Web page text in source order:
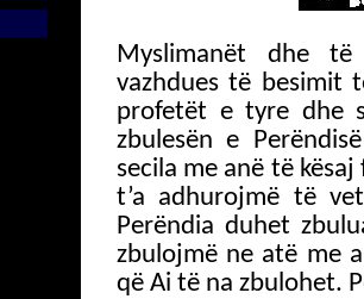
Myslimanët dhe
vazhdues të besimit
profetët e tyre dhe
zbulesën e
secila me anë të kësaj
t’a adhurojmë të
Perëndia duhet
zbulojmë ne atë me
që Ai të na zbulohet.